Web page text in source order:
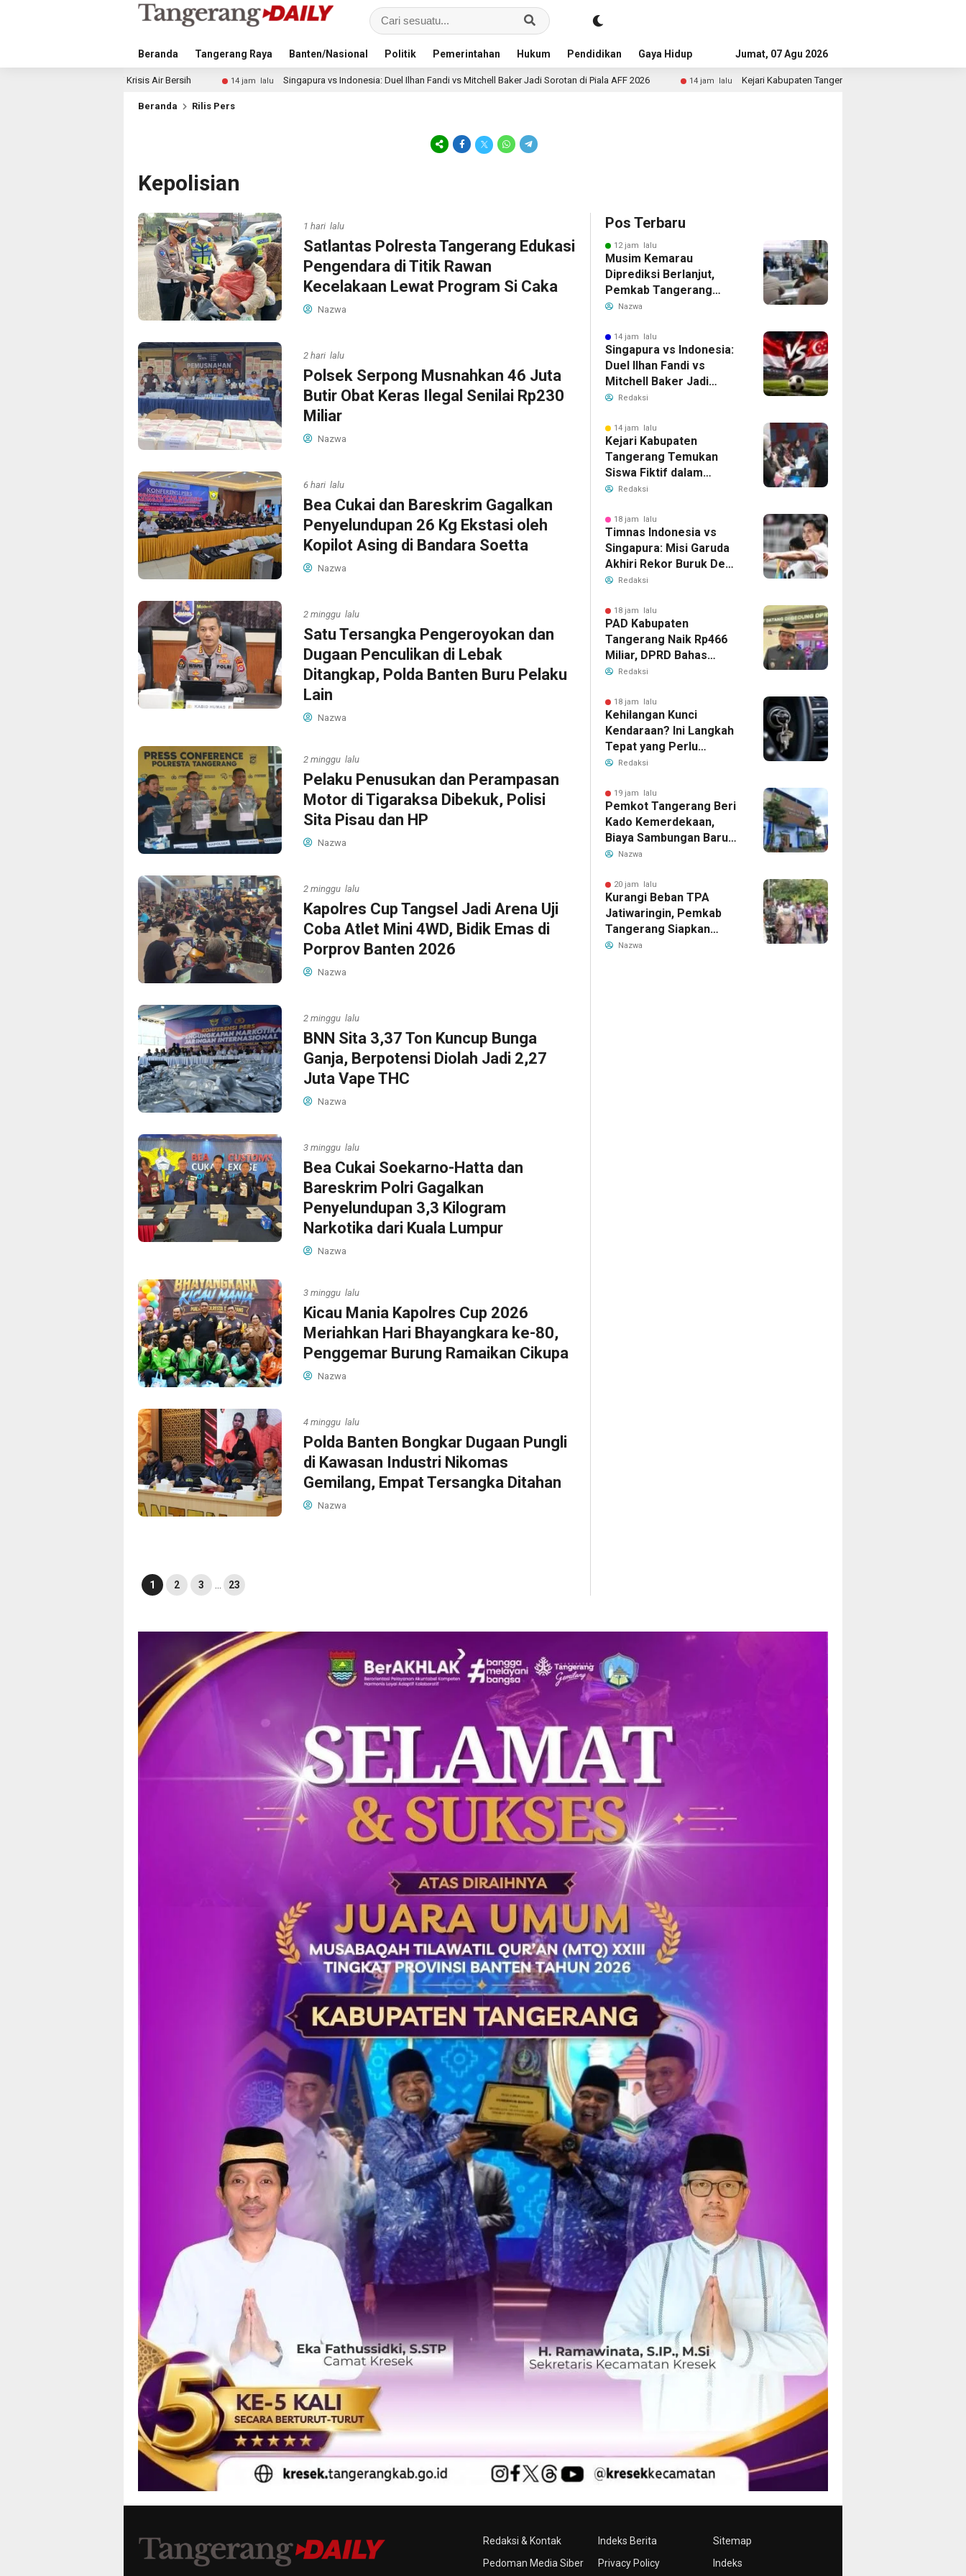
Beranda Tangerang Raya Banten/Nasional Politik Pemerintahan Hukum Pendidikan Gaya Hidup Advertorial
Jumat, 07 Agu 2026
14 jam lalu Singapura vs Indonesia: Duel Ilhan Fandi vs Mitchell Baker Jadi Sorotan di Piala AFF 2026 14 jam lalu Kejari Kabupaten Tangerang Temukan Siswa Fiktif dalam Penyidikan Dana
Beranda Rilis Pers
Kepolisian
1 hari lalu
Satlantas Polresta Tangerang Edukasi
Pengendara di Titik Rawan
Kecelakaan Lewat Program Si Caka
Nazwa
2 hari lalu
Polsek Serpong Musnahkan 46 Juta
Butir Obat Keras Ilegal Senilai Rp230
Miliar
Nazwa
6 hari lalu
Bea Cukai dan Bareskrim Gagalkan
Penyelundupan 26 Kg Ekstasi oleh
Kopilot Asing di Bandara Soetta
Nazwa
2 minggu lalu
Satu Tersangka Pengeroyokan dan
Dugaan Penculikan di Lebak
Ditangkap, Polda Banten Buru Pelaku
Lain
Nazwa
2 minggu lalu
Pelaku Penusukan dan Perampasan
Motor di Tigaraksa Dibekuk, Polisi
Sita Pisau dan HP
Nazwa
2 minggu lalu
Kapolres Cup Tangsel Jadi Arena Uji
Coba Atlet Mini 4WD, Bidik Emas di
Porprov Banten 2026
Nazwa
2 minggu lalu
BNN Sita 3,37 Ton Kuncup Bunga
Ganja, Berpotensi Diolah Jadi 2,27
Juta Vape THC
Nazwa
3 minggu lalu
Bea Cukai Soekarno-Hatta dan
Bareskrim Polri Gagalkan
Penyelundupan 3,3 Kilogram
Narkotika dari Kuala Lumpur
Nazwa
3 minggu lalu
Kicau Mania Kapolres Cup 2026
Meriahkan Hari Bhayangkara ke-80,
Penggemar Burung Ramaikan Cikupa
Nazwa
4 minggu lalu
Polda Banten Bongkar Dugaan Pungli
di Kawasan Industri Nikomas
Gemilang, Empat Tersangka Ditahan
Nazwa
1 2 3 23
Pos Terbaru
12 jam lalu
Musim Kemarau
Diprediksi Berlanjut,
Pemkab Tangerang
Siapkan Langkah
Bersih
Nazwa
14 jam lalu
Singapura vs Indonesia:
Duel Ilhan Fandi vs
Mitchell Baker Jadi
Sorotan di Piala AFF
Redaksi
14 jam lalu
Kejari Kabupaten
Tangerang Temukan
Siswa Fiktif dalam
Penyidikan Dana BOP
Redaksi
18 jam lalu
Timnas Indonesia vs
Singapura: Misi Garuda
Akhiri Rekor Buruk Demi
Tiket Semifinal Piala AFF
Redaksi
18 jam lalu
PAD Kabupaten
Tangerang Naik Rp466
Miliar, DPRD Bahas
Perubahan KUA-PPAS
Redaksi
18 jam lalu
Kehilangan Kunci
Kendaraan? Ini Langkah
Tepat yang Perlu
Dilakukan
Redaksi
19 jam lalu
Pemkot Tangerang Beri
Kado Kemerdekaan,
Biaya Sambungan Baru
Air Bersih Dipangkas
Nazwa
20 jam lalu
Kurangi Beban TPA
Jatiwaringin, Pemkab
Tangerang Siapkan
TPS3R Baru di Tigaraksa
Nazwa
Redaksi & Kontak
Pedoman Media Siber
Indeks Berita
Privacy Policy
Sitemap
Indeks